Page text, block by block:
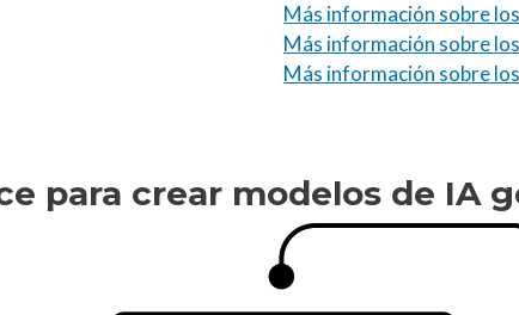
Más información sobre
Más información sobre
Más información sobre
para crear modelos de IA